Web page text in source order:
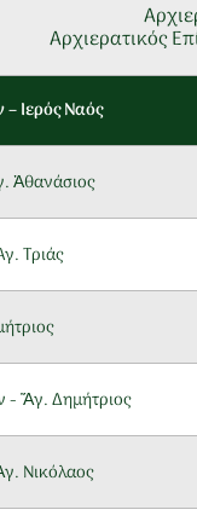
Αρχιερατικός
Ιερός Ναός
Ἀθανάσιος
Τριάς
- Ἅγ. Δημήτριος
Νικόλαος